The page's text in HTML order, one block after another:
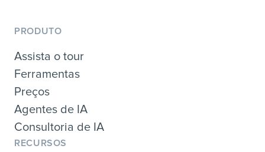
PRODUTO
Assista o tour
Ferramentas
Preços
Agentes de IA
Consultoria de IA
RECURSOS